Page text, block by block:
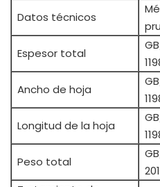
Datos técnicos
Espesor total
Ancho de hoja
Longitud de la hoja
Peso total